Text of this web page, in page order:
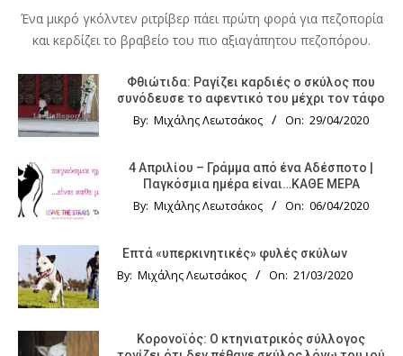
Ένα μικρό γκόλντεν ριτρίβερ πάει πρώτη φορά για πεζοπορία
και κερδίζει το βραβείο του πιο αξιαγάπητου πεζοπόρου.
Φθιώτιδα: Ραγίζει καρδιές ο σκύλος που
συνόδευσε το αφεντικό του μέχρι τον τάφο
By: Μιχάλης Λεωτσάκος On: 29/04/2020
4 Απριλίου – Γράμμα από ένα Αδέσποτο |
Παγκόσμια ημέρα είναι…ΚΑΘΕ ΜΕΡΑ
By: Μιχάλης Λεωτσάκος On: 06/04/2020
Επτά «υπερκινητικές» φυλές σκύλων
By: Μιχάλης Λεωτσάκος On: 21/03/2020
Κορονοϊός: Ο κτηνιατρικός σύλλογος